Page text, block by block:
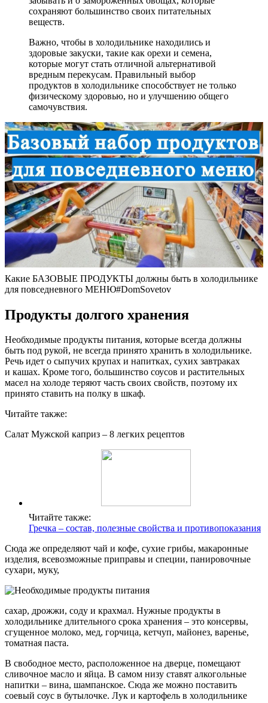
сохраняют большинство своих питательных
веществ.
Важно, чтобы в холодильнике находились и
здоровые закуски, такие как орехи и семена,
которые могут стать отличной альтернативой
вредным перекусам. Правильный выбор
продуктов в холодильнике способствует не только
физическому здоровью, но и улучшению общего
самочувствия.
Какие БАЗОВЫЕ ПРОДУКТЫ должны быть в холодильнике
для повседневного МЕНЮ#DomSovetov
Продукты долгого хранения
Необходимые продукты питания, которые всегда должны
быть под рукой, не всегда принято хранить в холодильнике.
Речь идет о сыпучих крупах и напитках, сухих завтраках
и кашах. Кроме того, большинство соусов и растительных
масел на холоде теряют часть своих свойств, поэтому их
принято ставить на полку в шкаф.
Читайте также:
Салат Мужской каприз – 8 легких рецептов
Читайте также:
Гречка – состав, полезные свойства и противопоказания
Сюда же определяют чай и кофе, сухие грибы, макаронные
изделия, всевозможные приправы и специи, панировочные
сухари, муку,
сахар, дрожжи, соду и крахмал. Нужные продукты в
холодильнике длительного срока хранения – это консервы,
сгущенное молоко, мед, горчица, кетчуп, майонез, варенье,
томатная паста.
В свободное место, расположенное на дверце, помещают
сливочное масло и яйца. В самом низу ставят алкогольные
напитки – вина, шампанское. Сюда же можно поставить
соевый соус в бутылочке. Лук и картофель в холодильнике